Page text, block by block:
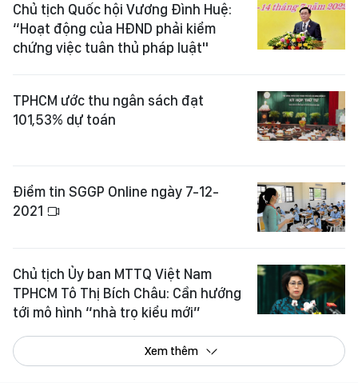
Chủ tịch Quốc hội Vương Đình Huệ:
“Hoạt động của HĐND phải kiểm
chứng việc tuân thủ pháp luật"
TPHCM ước thu ngân sách đạt
101,53% dự toán
Điểm tin SGGP Online ngày 7-12-
2021
Chủ tịch Ủy ban MTTQ Việt Nam
TPHCM Tô Thị Bích Châu: Cần hướng
tới mô hình “nhà trọ kiểu mới”
Xem thêm